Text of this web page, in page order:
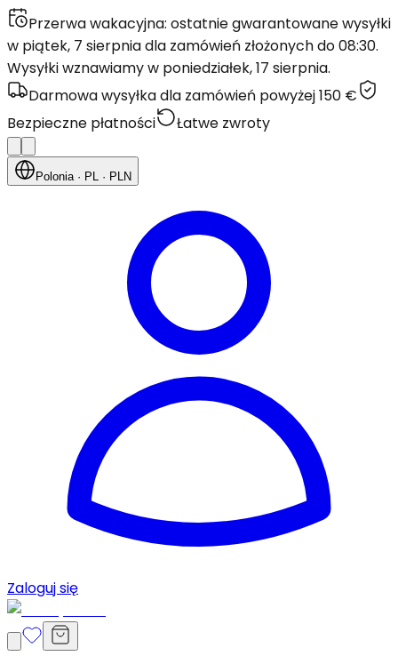
Przerwa wakacyjna: ostatnie gwarantowane wysyłki
w piątek, 7 sierpnia dla zamówień złożonych do 08:30.
Wysyłki wznawiamy w poniedziałek, 17 sierpnia.
Darmowa wysyłka dla zamówień powyżej 150 €
Bezpieczne płatności
Łatwe zwroty
Polonia· PL · PLN
Zaloguj się